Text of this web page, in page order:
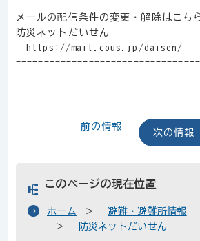
メールの配信条件の変更・解除はこち
防災ネットだいせん
https://mail.cous.jp/daisen/
前の情報
次の情報
このページの現在位置
ホーム
避難・避難所情報
防災ネットだいせん